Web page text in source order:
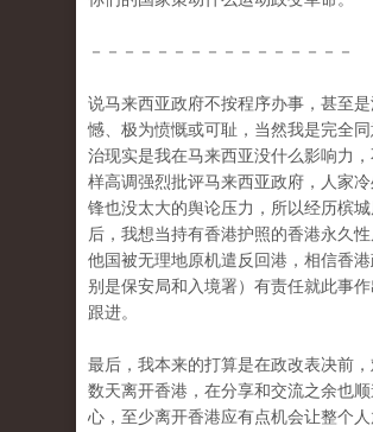
－－－－－－－－－－－－－－－－
说马来西亚政府不按程序办事，甚至
憾、极为愤慨或可耻，当然我是完全
治现实是我在马来西亚没什么影响力
样高调强烈批评马来西亚政府，人家冷
锋也没太大的舆论压力，所以经历槟城
后，我想当持有香港护照的香港永久
他国被无理地原机遣反回港，相信香
别是保安局和入境署）有责任就此事
跟进。
最后，我本来的打算是在政改表决前
数天离开香港，在分享和交流之余也
心，至少离开香港应有点机会让整个